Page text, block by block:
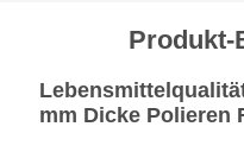
Produkt-
mm Dicke Polieren